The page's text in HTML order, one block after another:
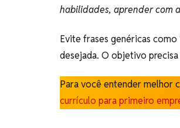
habilidades, aprender com
Evite frases genéricas como
desejada. O objetivo
Para você entender melhor
currículo para primeiro